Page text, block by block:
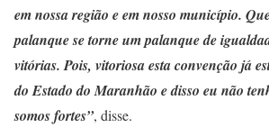
em nossa região e em nosso município.
palanque se torne um palanque de
vitórias. Pois, vitoriosa esta convenção já
do Estado do Maranhão e disso eu não
somos fortes”, disse.